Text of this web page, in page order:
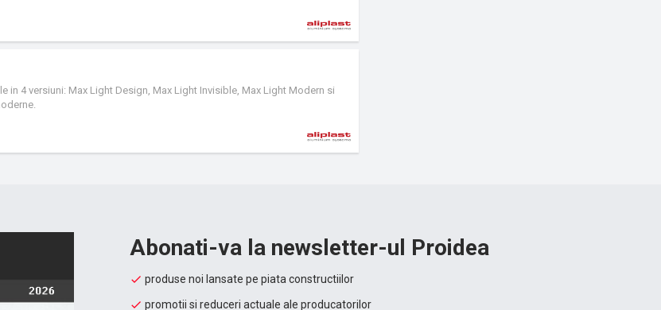
cu panta cuprinsa intre 5° si 75°. Fereastra de acoperis MC RW
4 versiuni: Max Light Design, Max Light Invisible, Max Light Modern si
Abonati-va la newsletter-ul Proidea
produse noi lansate pe piata constructiilor
promotii si reduceri actuale ale producatorilor